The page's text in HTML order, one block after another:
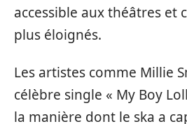
accessible aux théâtres et
plus éloignés.
Les artistes comme Millie
célèbre single « My Boy
la manière dont le ska a